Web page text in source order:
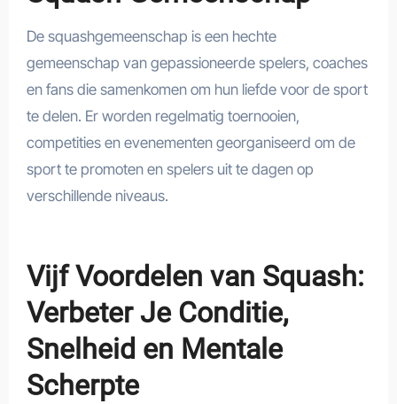
De squashgemeenschap is een hechte
gemeenschap van gepassioneerde spelers, coaches
en fans die samenkomen om hun liefde voor de sport
te delen. Er worden regelmatig toernooien,
competities en evenementen georganiseerd om de
sport te promoten en spelers uit te dagen op
verschillende niveaus.
Vijf Voordelen van Squash:
Verbeter Je Conditie,
Snelheid en Mentale
Scherpte